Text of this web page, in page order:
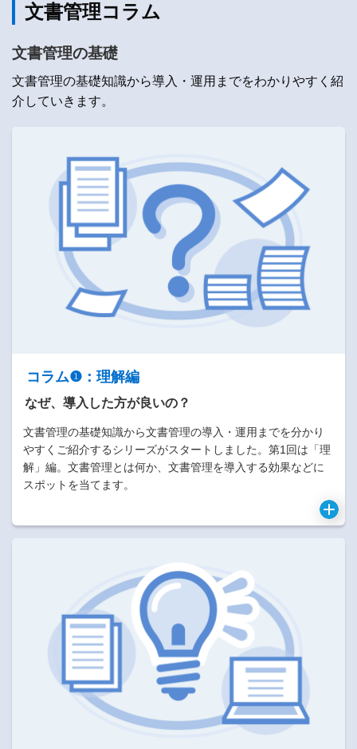
文書管理コラム
文書管理の基礎
文書管理の基礎知識から導入・運用までをわかりやすく紹
介していきます。
コラム❶：理解編
なぜ、導入した方が良いの？
文書管理の基礎知識から文書管理の導入・運用までを分かり
やすくご紹介するシリーズがスタートしました。第1回は「理
解」編。文書管理とは何か、文書管理を導入する効果などに
スポットを当てます。